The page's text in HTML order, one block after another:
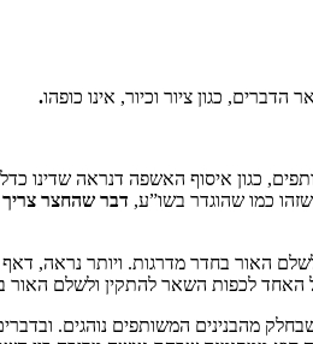
כגון ציור וכיור, אינו כופהו.
כגון איסוף האשפה דנראה שדינו
כמו שהוגדר בשו”ע, דבר שהחצר צריך
האור בחדר מדרגות. ויותר נראה,
האחד לכפות השאר להתקין ולשלם האור
מהבנינים המשותפים נוהגים.